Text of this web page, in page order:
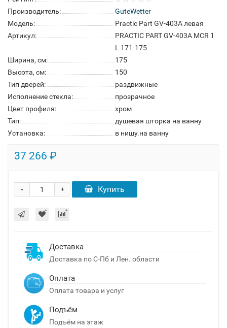
Производитель:
GuteWetter
Модель:
Practic Part GV-403A левая
Артикул:
PRACTIC PART GV-403A MCR 1
L 171-175
Ширина, см:
175
Высота, см:
150
Тип дверей:
раздвижные
Исполнение стекла:
прозрачное
Цвет профиля:
хром
Тип:
душевая шторка на ванну
Установка:
в нишу.на ванну
37 266 ₽
+
- Купить
Доставка
Доставка по С-Пб и Лен. области
Оплата
Оплата товара и услуг
Подъём
Подъём на этаж